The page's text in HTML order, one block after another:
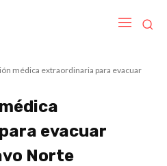
médica extraordinaria para evacuar
evacuar
Norte